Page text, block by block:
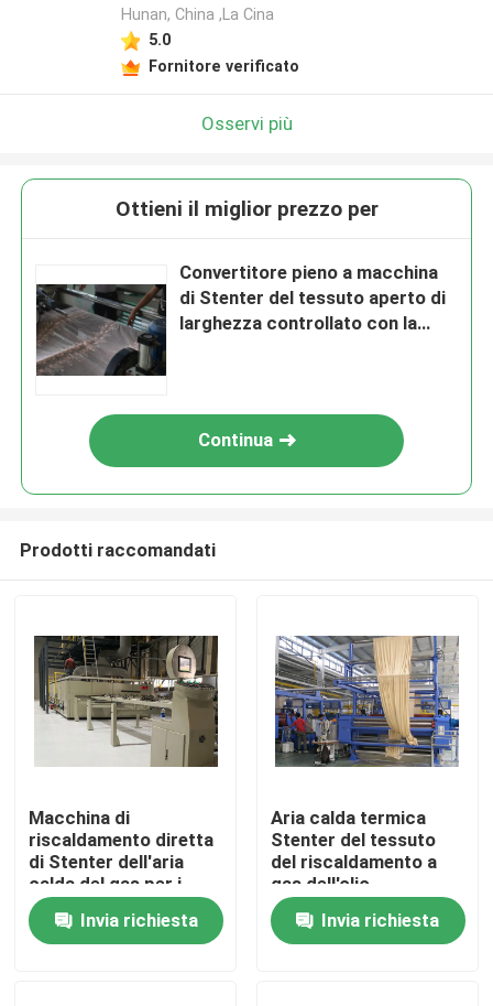
Casa
Hunan, China ,La Cina
5.0
Fornitore verificato
Osservi più
Ottieni il miglior prezzo per
Convertitore pieno a macchina
di Stenter del tessuto aperto di
larghezza controllato con la
Continua
Prodotti raccomandati
Macchina di
riscaldamento diretta
di Stenter dell'aria
calda del gas per i
tessuti
Invia richiesta
Aria calda termica
Stenter del tessuto
del riscaldamento a
gas dell'olio
Invia richiesta